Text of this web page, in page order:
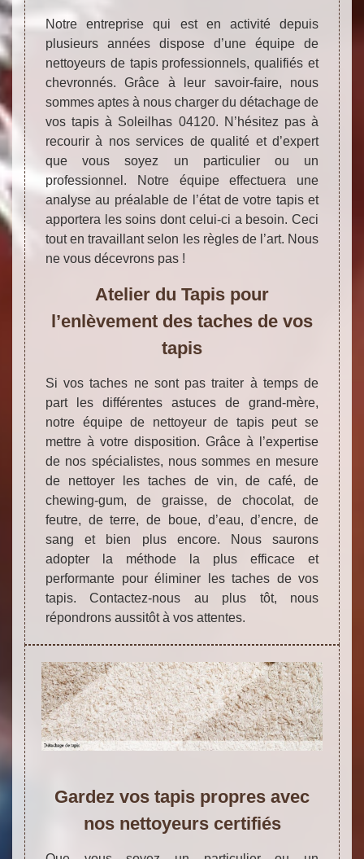
Notre entreprise qui est en activité depuis
plusieurs années dispose d’une équipe de
nettoyeurs de tapis professionnels, qualifiés et
chevronnés. Grâce à leur savoir-faire, nous
sommes aptes à nous charger du détachage de
vos tapis à Soleilhas 04120. N’hésitez pas à
recourir à nos services de qualité et d’expert
que vous soyez un particulier ou un
professionnel. Notre équipe effectuera une
analyse au préalable de l’état de votre tapis et
apportera les soins dont celui-ci a besoin. Ceci
tout en travaillant selon les règles de l’art. Nous
ne vous décevrons pas !
Atelier du Tapis pour
l’enlèvement des taches de vos
tapis
Si vos taches ne sont pas traiter à temps de
part les différentes astuces de grand-mère,
notre équipe de nettoyeur de tapis peut se
mettre à votre disposition. Grâce à l’expertise
de nos spécialistes, nous sommes en mesure
de nettoyer les taches de vin, de café, de
chewing-gum, de graisse, de chocolat, de
feutre, de terre, de boue, d’eau, d’encre, de
sang et bien plus encore. Nous saurons
adopter la méthode la plus efficace et
performante pour éliminer les taches de vos
tapis. Contactez-nous au plus tôt, nous
répondrons aussitôt à vos attentes.
Gardez vos tapis propres avec
nos nettoyeurs certifiés